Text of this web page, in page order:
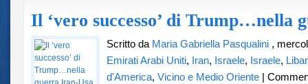
Il ‘vero successo’ di Trump…nella
Scritto da Maria Gabriella Pasqualini ,
Emirati Arabi Uniti, Iran, Israele, Israele,
d'America, Vicino e Medio Oriente